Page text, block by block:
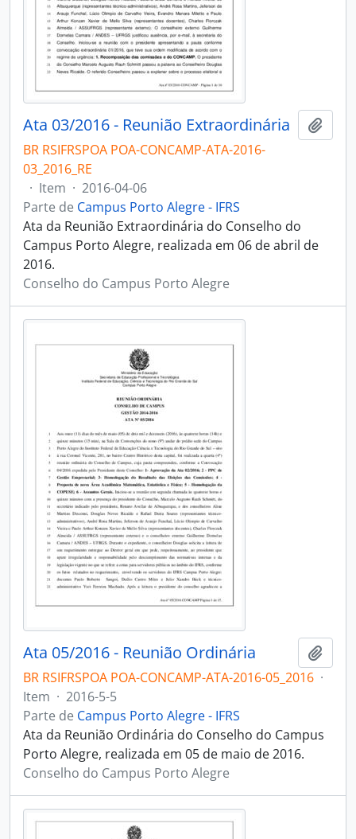
Ata 03/2016 - Reunião Extraordinária
BR RSIFRSPOA POA-CONCAMP-ATA-2016-
03_2016_RE
· Item · 2016-04-06
Parte de Campus Porto Alegre - IFRS
Ata da Reunião Extraordinária do Conselho do
Campus Porto Alegre, realizada em 06 de abril de
2016.
Conselho do Campus Porto Alegre
Ata 05/2016 - Reunião Ordinária
BR RSIFRSPOA POA-CONCAMP-ATA-2016-05_2016 ·
Item · 2016-5-5
Parte de Campus Porto Alegre - IFRS
Ata da Reunião Ordinária do Conselho do Campus
Porto Alegre, realizada em 05 de maio de 2016.
Conselho do Campus Porto Alegre